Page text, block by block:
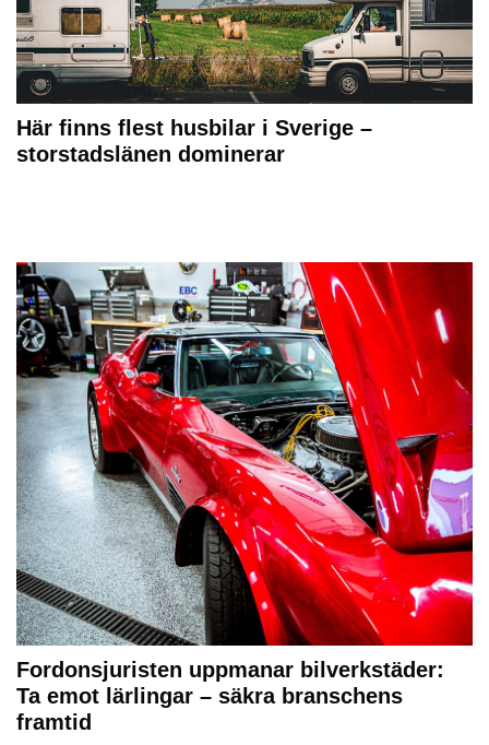
Här finns flest husbilar i Sverige –
storstadslänen dominerar
Fordonsjuristen uppmanar bilverkstäder:
Ta emot lärlingar – säkra branschens
framtid